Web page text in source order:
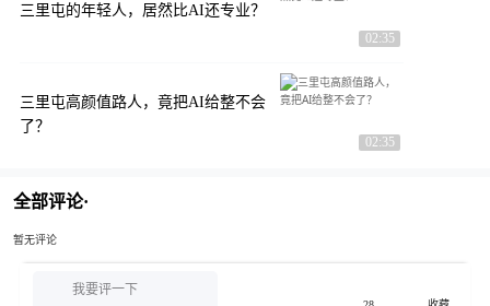
三里屯的年轻人，居然比AI还专业？
02:35
三里屯高颜值路人，竟把AI给整不会
了？
02:35
全部评论·
暂无评论
我要评一下